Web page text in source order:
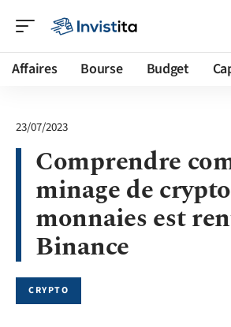
Affaires Bourse Budget
23/07/2023
Comprendre
minage de
monnaies est
Binance
CRYPTO